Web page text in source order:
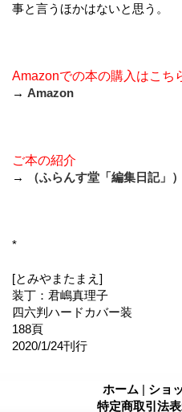
事と言うほかはないと思う。
Amazonでの本の購入はこち
→ Amazon
ご本の紹介
→
（ふらんす堂「編集日記」）
*
[とみやまたまえ]
装丁：君嶋真理子
四六判ハードカバー装
188頁
2020/1/24刊行
ホーム | ショ
特定商取引法